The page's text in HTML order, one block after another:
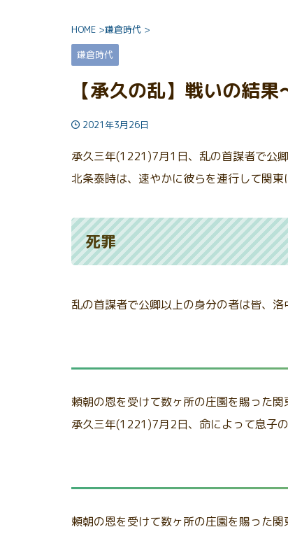
HOME >鎌倉時代 >
鎌倉時代
【承久の乱】戦いの結
2021年3月26日
承久三年(1221)7月1日、乱の首謀者で公
北条泰時は、速やかに彼らを連行して関東
死罪
乱の首謀者で公卿以上の身分の者は皆、洛
頼朝の恩を受けて数ヶ所の庄園を賜った
承久三年(1221)7月2日、命によって息子の
頼朝の恩を受けて数ヶ所の庄園を賜った